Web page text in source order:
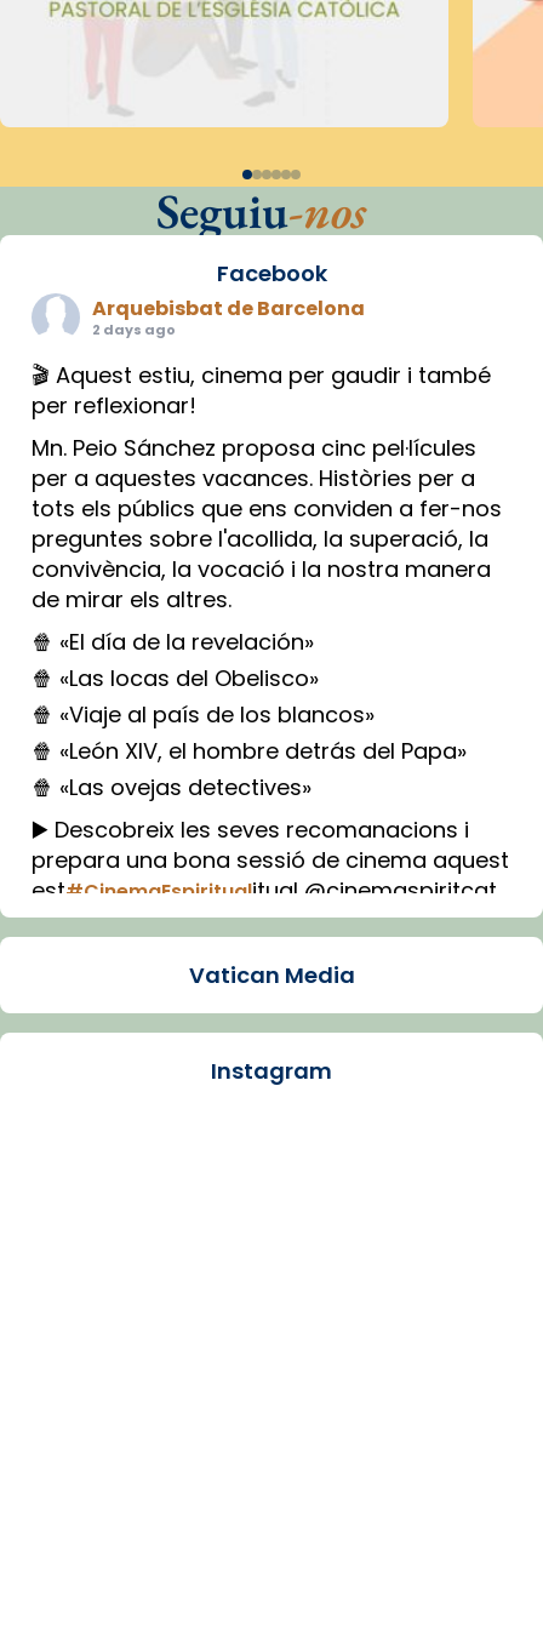
Seguiu-nos
Facebook
Arquebisbat de Barcelona
2 days ago
🎬 Aquest estiu, cinema per gaudir i també
per reflexionar!
Mn. Peio Sánchez proposa cinc pel·lícules
per a aquestes vacances. Històries per a
tots els públics que ens conviden a fer-nos
preguntes sobre l'acollida, la superació, la
convivència, la vocació i la nostra manera
de mirar els altres.
🍿 «El día de la revelación»
🍿 «Las locas del Obelisco»
🍿 «Viaje al país de los blancos»
🍿 «León XIV, el hombre detrás del Papa»
🍿 «Las ovejas detectives»
▶️ Descobreix les seves recomanacions i
prepara una bona sessió de cinema aquest
est#CinemaEspiritualitual @cinemaspiritcat
Imatge: Generada amb IA (OpenAI)
Arquebisbat de Barcelona
Vatican Media
Instagram